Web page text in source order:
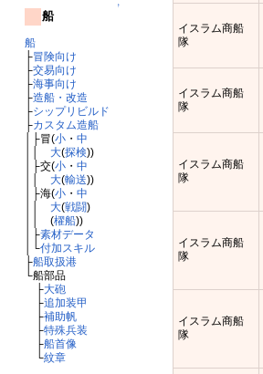
↑
船
船
├冒険向け
├交易向け
├海事向け
├造船・改造
├シップリビルド
├カスタム造船
│├冒(小・ 中
大(探検))
│├交(小・ 中
大(輸送))
│├海(小・ 中
大(戦闘)
││ (櫂船))
│├素材データ
│└付加スキル
├船取扱港
└船部品
├大砲
├追加装甲
├補助帆
├特殊兵装
├船首像
└紋章
イスラム商船
隊
イスラム商船
隊
イスラム商船
隊
イスラム商船
隊
イスラム商船
隊